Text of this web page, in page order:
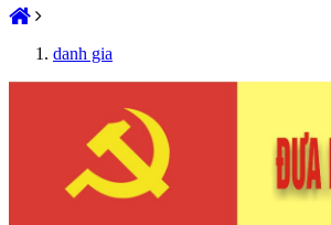
danh gia